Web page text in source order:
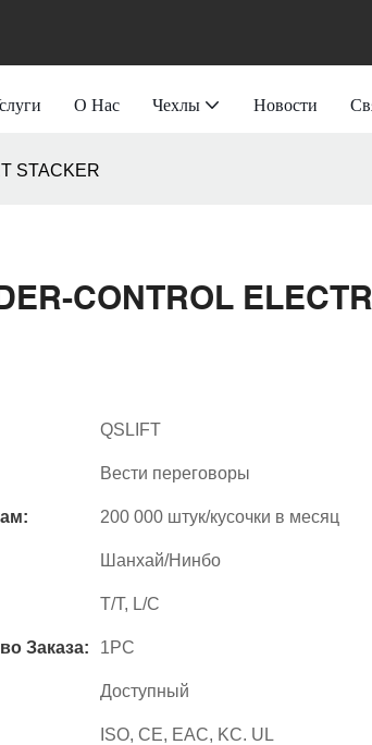
О Нас Чехлы Новости
STACKER
CONTROL
QSLIFT
Вести переговоры
200 000 штук/кусочки в месяц
Шанхай/Нинбо
T/T, L/C
Заказа: 1PC
Доступный
ISO, CE, EAC, KC. UL